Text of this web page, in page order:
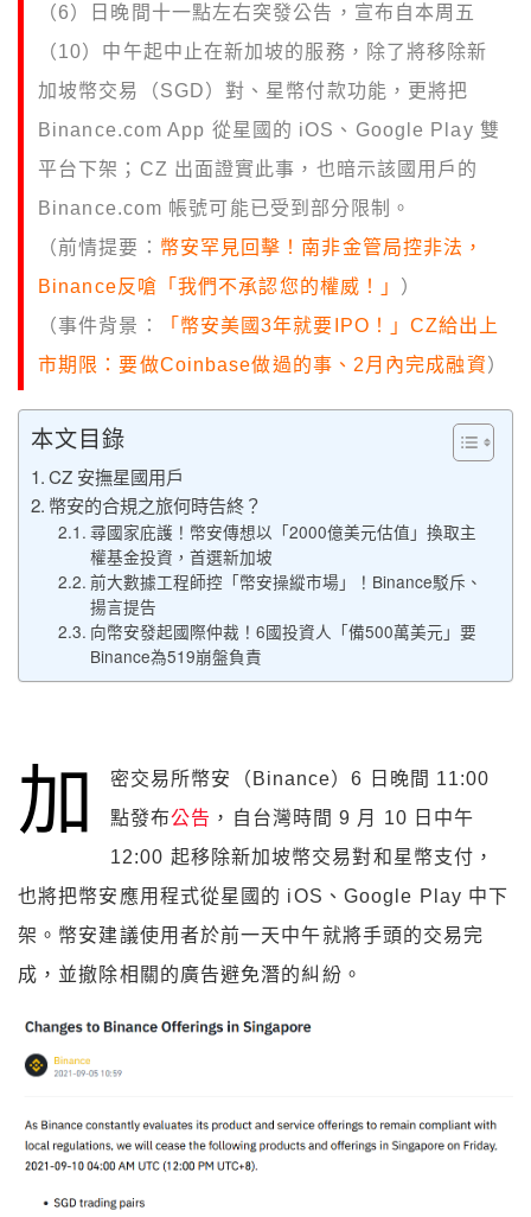
（6）日晚間十一點左右突發公告，宣布自本周五
（10）中午起中止在新加坡的服務，除了將移除新
加坡幣交易（SGD）對、星幣付款功能，更將把
Binance.com App 從星國的 iOS、Google Play 雙
平台下架；CZ 出面證實此事，也暗示該國用戶的
Binance.com 帳號可能已受到部分限制。
（前情提要： 幣安罕見回擊！南非金管局控非法，
Binance反嗆「我們不承認您的權威！」 ）
（事件背景：
「幣安美國3年就要IPO！」CZ給出上
市期限：要做Coinbase做過的事、2月內完成融資）
本文目錄
CZ 安撫星國用戶
幣安的合規之旅何時告終？
尋國家庇護！幣安傳想以「2000億美元估值」換取主
權基金投資，首選新加坡
前大數據工程師控「幣安操縱市場」！Binance駁斥、
揚言提告
向幣安發起國際仲裁！6國投資人「備500萬美元」要
Binance為519崩盤負責
加
密交易所幣安（Binance）6 日晚間 11:00
點發布公告 ，自台灣時間 9 月 10 日中午
12:00 起移除新加坡幣交易對和星幣支付，
也將把幣安應用程式從星國的 iOS、Google Play 中下
架。幣安建議使用者於前一天中午就將手頭的交易完
成，並撤除相關的廣告避免潛的糾紛。